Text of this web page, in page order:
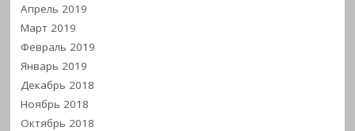
Апрель 2019
Март 2019
Февраль 2019
Январь 2019
Декабрь 2018
Ноябрь 2018
Октябрь 2018